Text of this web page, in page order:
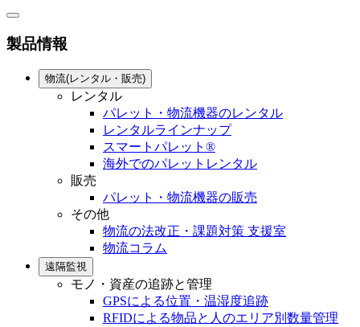
製品情報
物流(レンタル・販売)
レンタル
パレット・物流機器のレンタル
レンタルラインナップ
スマートパレット®
海外でのパレットレンタル
販売
パレット・物流機器の販売
その他
物流の法改正・課題対策 支援室
物流コラム
遠隔監視
モノ・資産の追跡と管理
GPSによる位置・温湿度追跡
RFIDによる物品と人のエリア別数量管理